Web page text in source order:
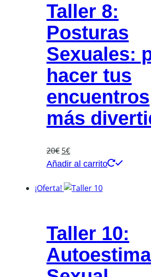
Taller 8:
Posturas
Sexuales:
hacer tus
encuentros
más
20€ El
precio
era:
5€El
precio
es:
Añadir al carrito
¡Oferta!
Taller 10:
Autoestima